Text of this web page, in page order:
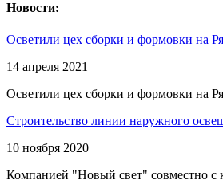
Новости:
Осветили цех сборки и формовки на
14 апреля 2021
Осветили цех сборки и формовки на
Строительство линии наружного
10 ноября 2020
Компанией "Новый свет" совместно с